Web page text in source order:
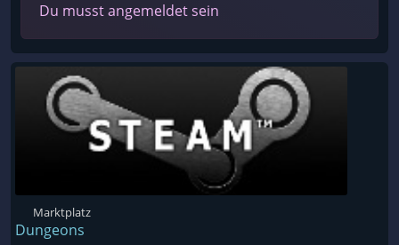
Du musst angemeldet sein
Marktplatz
Dungeons